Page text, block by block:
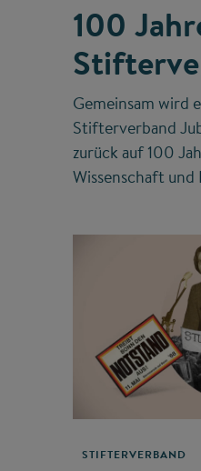
100
Gemeinsam wird
Stifterverband
zurück auf 100
Wissenschaft
STIFTERVERBAND